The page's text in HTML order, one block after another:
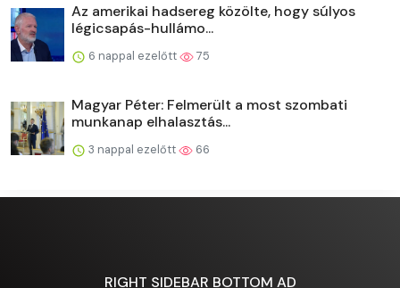
Az amerikai hadsereg közölte, hogy súlyos
légicsapás-hullámo...
6 nappal ezelőtt 75
Magyar Péter: Felmerült a most szombati
munkanap elhalasztás...
3 nappal ezelőtt 66
RIGHT SIDEBAR BOTTOM AD